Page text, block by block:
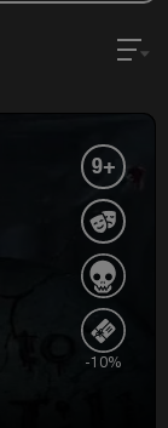
9+
-10%